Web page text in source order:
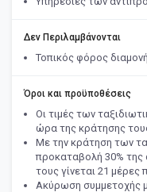
Δεν Περιλαμβάνονται
Τοπικός φόρος
Όροι και προϋποθέσεις
Οι τιμές των
ώρα της κράτησης
Με την κράτηση των
προκαταβολή 30% της
τους γίνεται 21 μέρες
Ακύρωση συμμετοχής